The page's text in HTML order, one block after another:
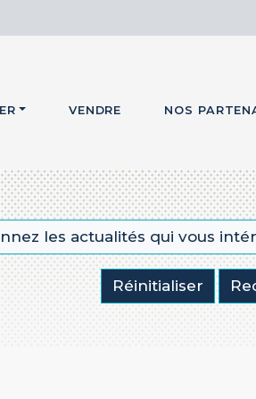
VENDRE NOS
les actualités qui vous
Réinitialiser